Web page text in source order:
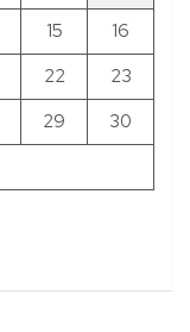
15
16
22
23
29
30